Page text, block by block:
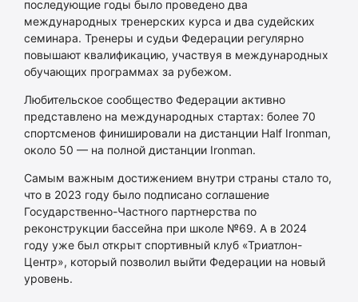
последующие годы было проведено два
международных тренерских курса и два судейских
семинара. Тренеры и судьи Федерации регулярно
повышают квалификацию, участвуя в международных
обучающих программах за рубежом.
Любительское сообщество Федерации активно
представлено на международных стартах: более 70
спортсменов финишировали на дистанции Half Ironman,
около 50 — на полной дистанции Ironman.
Самым важным достижением внутри страны стало то,
что в 2023 году было подписано соглашение
Государственно-Частного партнерства по
реконструкции бассейна при школе №69. А в 2024
году уже был открыт спортивный клуб «Триатлон-
Центр», который позволил выйти Федерации на новый
уровень.